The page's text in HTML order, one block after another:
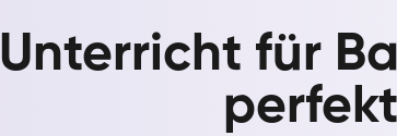
Unterricht für